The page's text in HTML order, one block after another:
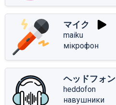
マイク
maiku
мікрофон
ヘッドフォン
heddofon
навушники